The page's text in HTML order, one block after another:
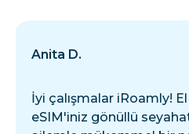
Anita D.
İyi çalışmalar iRoamly!
eSIM'iniz gönüllü